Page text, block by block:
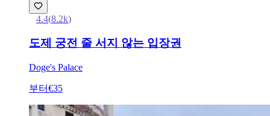
4.4(8.2k)
도제 궁전 줄 서지 않는 입장권
Doge's Palace
부터€35